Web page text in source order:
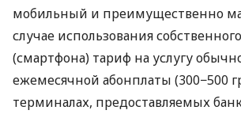
мобильный и преимущественно
случае использования
(смартфона) тариф на услугу
ежемесячной абонплаты (300−500
терминалах, предоставляемых